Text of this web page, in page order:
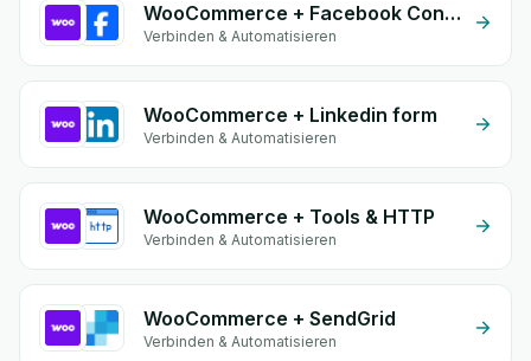
WooCommerce + Facebook Conversion API (CAPI)
Verbinden & Automatisieren
WooCommerce + Linkedin form
Verbinden & Automatisieren
WooCommerce + Tools & HTTP
Verbinden & Automatisieren
WooCommerce + SendGrid
Verbinden & Automatisieren